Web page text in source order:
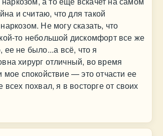
и считаю, что для такой
Не могу сказать, что
то небольшой дискомфорт все же
ее не было...а всё, что я
хирург отличный, во время
спокойствие — это отчасти ее
всех похвал, я в восторге от своих